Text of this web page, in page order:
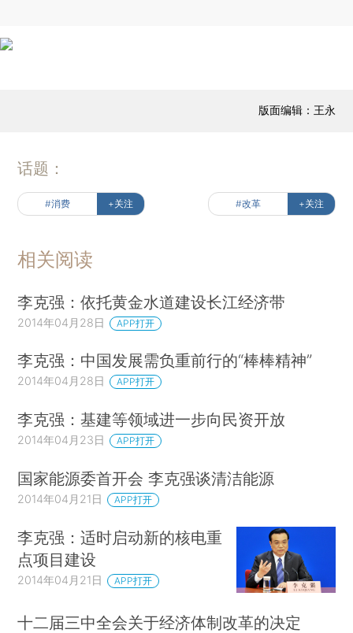
版面编辑：王永
话题：
#消费 +关注 #改革 +关注
相关阅读
李克强：依托黄金水道建设长江经济带
2014年04月28日 APP打开
李克强：中国发展需负重前行的“棒棒精神”
2014年04月28日 APP打开
李克强：基建等领域进一步向民资开放
2014年04月23日 APP打开
国家能源委首开会 李克强谈清洁能源
2014年04月21日 APP打开
李克强：适时启动新的核电重
点项目建设
2014年04月21日 APP打开
十二届三中全会关于经济体制改革的决定